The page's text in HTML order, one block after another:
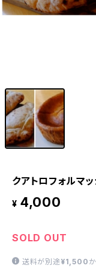
クアトロフォルマ
¥ 4,000
SOLD OUT
送料が別途 ¥1,500